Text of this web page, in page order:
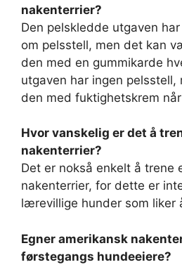
nakenterrier?
Den pelskledde utgaven
om pelsstell, men det kan
den med en gummikarde
utgaven har ingen pelsstell,
den med fuktighetskrem
Hvor vanskelig er det å
nakenterrier?
Det er nokså enkelt å trene
nakenterrier, for dette er
lærevillige hunder som liker
Egner amerikansk
førstegangs hundeeiere?